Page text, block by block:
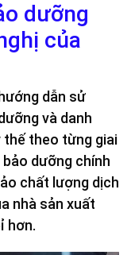
dưỡng
của
dẫn sử
và danh
thế theo từng giai
dưỡng chính
chất lượng dịch
nhà sản xuất
hơn.